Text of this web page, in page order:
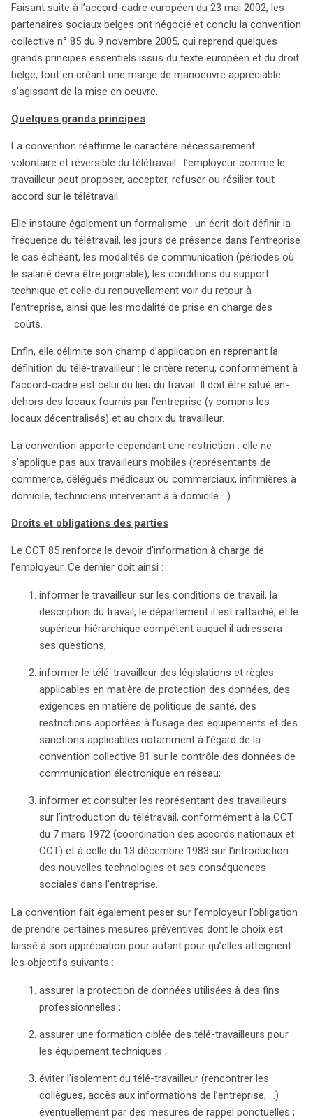
Faisant suite à l’accord-cadre européen du 23 mai 2002, les
partenaires sociaux belges ont négocié et conclu la convention
collective n° 85 du 9 novembre 2005, qui reprend quelques
grands principes essentiels issus du texte européen et du droit
belge, tout en créant une marge de manoeuvre appréciable
s’agissant de la mise en oeuvre.
Quelques grands principes
La convention réaffirme le caractère nécessairement
volontaire et réversible du télétravail : l’employeur comme le
travailleur peut proposer, accepter, refuser ou résilier tout
accord sur le télétravail.
Elle instaure également un formalisme : un écrit doit définir la
fréquence du télétravail, les jours de présence dans l’entreprise
le cas échéant, les modalités de communication (périodes où
le salarié devra être joignable), les conditions du support
technique et celle du renouvellement voir du retour à
l’entreprise, ainsi que les modalité de prise en charge des
coûts.
Enfin, elle délimite son champ d’application en reprenant la
définition du télé-travailleur : le critère retenu, conformément à
l’accord-cadre est celui du lieu du travail. Il doit être situé en-
dehors des locaux fournis par l’entreprise (y compris les
locaux décentralisés) et au choix du travailleur.
La convention apporte cependant une restriction : elle ne
s’applique pas aux travailleurs mobiles (représentants de
commerce, délégués médicaux ou commerciaux, infirmières à
domicile, techniciens intervenant à à domicile….)
Droits et obligations des parties
Le CCT 85 renforce le devoir d’information à charge de
l’employeur. Ce dernier doit ainsi :
informer le travailleur sur les conditions de travail, la
description du travail, le département il est rattaché, et le
supérieur hiérarchique compétent auquel il adressera
ses questions;
informer le télé-travailleur des législations et règles
applicables en matière de protection des données, des
exigences en matière de politique de santé, des
restrictions apportées à l’usage des équipements et des
sanctions applicables notamment à l’égard de la
convention collective 81 sur le contrôle des données de
communication électronique en réseau;
informer et consulter les représentant des travailleurs
sur l’introduction du télétravail, conformément à la CCT
du 7 mars 1972 (coordination des accords nationaux et
CCT) et à celle du 13 décembre 1983 sur l’introduction
des nouvelles technologies et ses conséquences
sociales dans l’entreprise.
La convention fait également peser sur l’employeur l’obligation
de prendre certaines mesures préventives dont le choix est
laissé à son appréciation pour autant pour qu’elles atteignent
les objectifs suivants :
assurer la protection de données utilisées à des fins
professionnelles ;
assurer une formation ciblée des télé-travailleurs pour
les équipement techniques ;
éviter l’isolement du télé-travailleur (rencontrer les
collègues, accès aux informations de l’entreprise, …)
éventuellement par des mesures de rappel ponctuelles ;